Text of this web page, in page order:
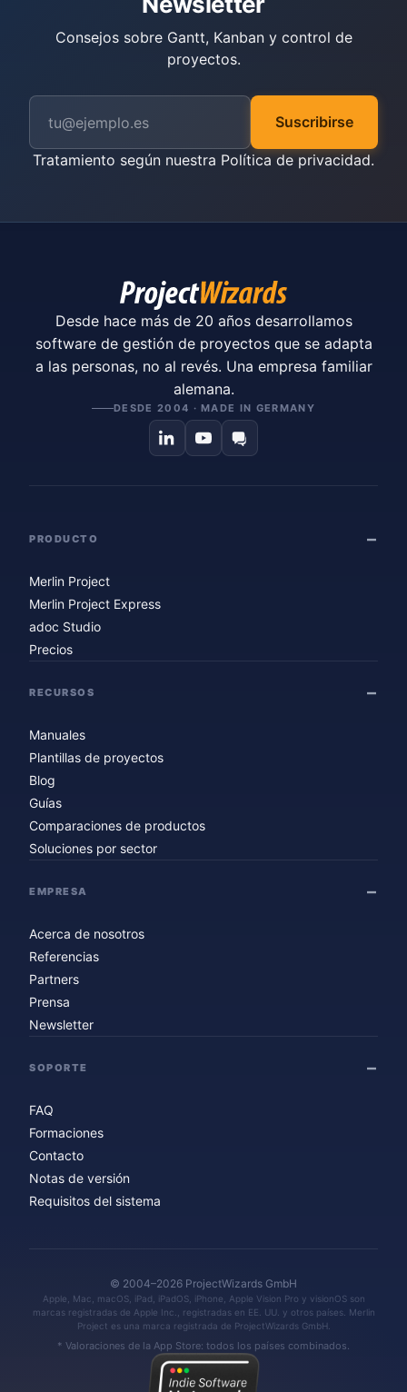
Consejos sobre Gantt, Kanban y control de
proyectos.
Suscribirse
Tratamiento según nuestra Política de privacidad.
Desde hace más de 20 años desarrollamos
software de gestión de proyectos que se adapta
a las personas, no al revés. Una empresa familiar
alemana.
DESDE 2004 · MADE IN GERMANY
PRODUCTO
Merlin Project
Merlin Project Express
adoc Studio
Precios
RECURSOS
Manuales
Plantillas de proyectos
Blog
Guías
Comparaciones de productos
Soluciones por sector
EMPRESA
Acerca de nosotros
Referencias
Partners
Prensa
Newsletter
SOPORTE
FAQ
Formaciones
Contacto
Notas de versión
Requisitos del sistema
© 2004–2026 ProjectWizards GmbH
Apple, Mac, macOS, iPad, iPadOS, iPhone, Apple Vision Pro y visionOS son
marcas registradas de Apple Inc., registradas en EE. UU. y otros países. Merlin
Project es una marca registrada de ProjectWizards GmbH.
* Valoraciones de la App Store: todos los países combinados.